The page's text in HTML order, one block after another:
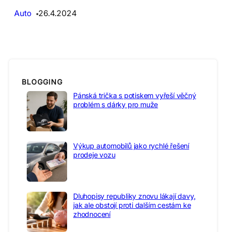
Auto
26.4.2024
BLOGGING
Pánská trička s potiskem vyřeší věčný
problém s dárky pro muže
Výkup automobilů jako rychlé řešení
prodeje vozu
Dluhopisy republiky znovu lákají davy,
jak ale obstojí proti dalším cestám ke
zhodnocení